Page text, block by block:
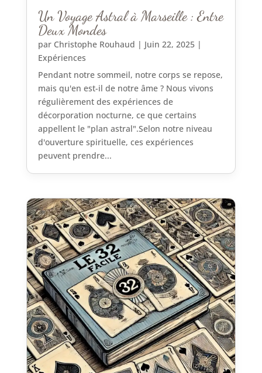
Un Voyage Astral à Marseille : Entre
Deux Mondes
par Christophe Rouhaud | Juin 22, 2025|
Expériences
Pendant notre sommeil, notre corps se repose,
mais qu'en est-il de notre âme ? Nous vivons
régulièrement des expériences de
décorporation nocturne, ce que certains
appellent le "plan astral".Selon notre niveau
d'ouverture spirituelle, ces expériences
peuvent prendre...